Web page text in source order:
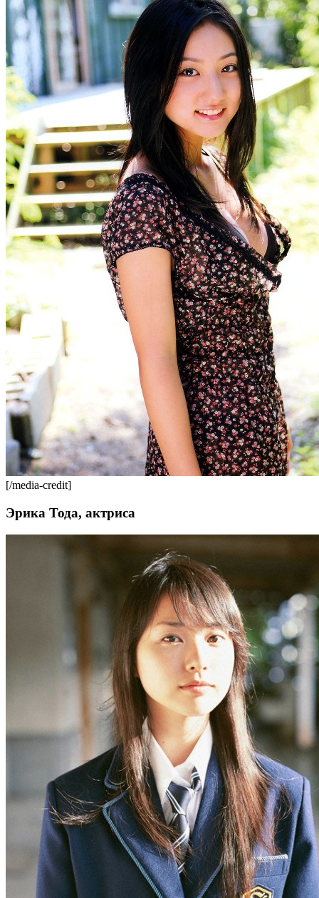
[/media-credit]
Эрика Тода, актриса